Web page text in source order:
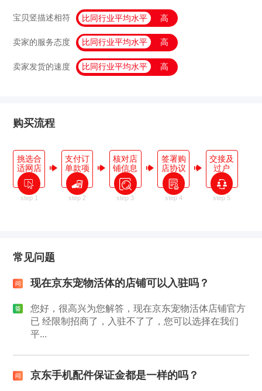
宝贝竖描述相符 比同行业平均水平 高
卖家的服务态度 比同行业平均水平 高
卖家发货的速度 比同行业平均水平 高
购买流程
挑选合
适网店
step 1
支付订
单款项
step 2
核对店
铺信息
step 3
签署购
店协议
step 4
交接及
过户
step 5
常见问题
现在京东宠物活体的店铺可以入驻吗？
您好，很高兴为您解答，现在京东宠物活体店铺官方
已 经限制招商了，入驻不了了，您可以选择在我们
平...
京东手机配件保证金都是一样的吗？